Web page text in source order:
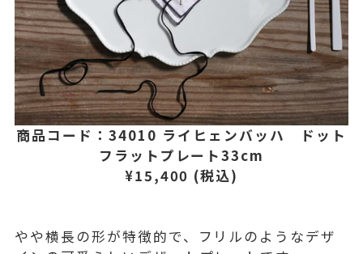
商品コード：34010 ライヒェンバッハ ドット
フラットプレート33cm
¥15,400 (税込)
やや横長の形が特徴的で、フリルのようなデザ